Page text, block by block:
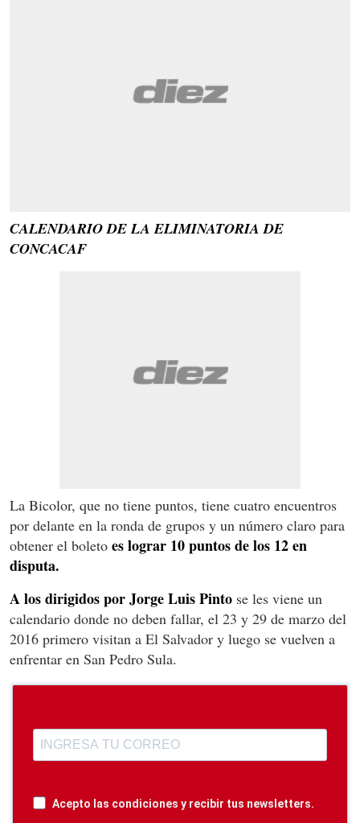
CALENDARIO DE LA ELIMINATORIA DE
CONCACAF
La Bicolor, que no tiene puntos, tiene cuatro encuentros
por delante en la ronda de grupos y un número claro para
obtener el boleto es lograr 10 puntos de los 12 en
disputa.
A los dirigidos por Jorge Luis Pinto se les viene un
calendario donde no deben fallar, el 23 y 29 de marzo del
2016 primero visitan a El Salvador y luego se vuelven a
enfrentar en San Pedro Sula.
Acepto las condiciones y recibir tus newsletters.